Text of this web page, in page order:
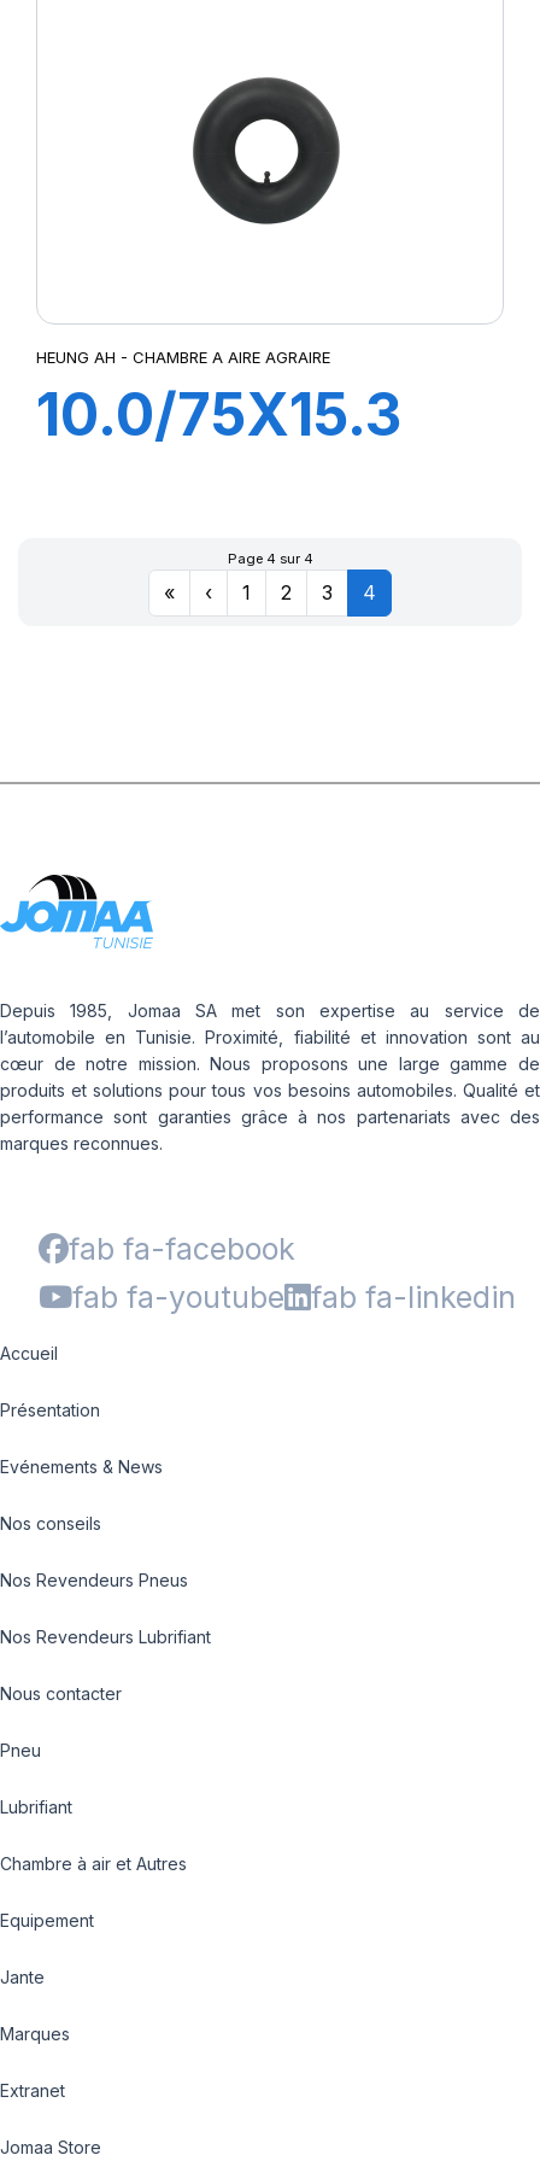
HEUNG AH - CHAMBRE A AIRE AGRAIRE
10.0/75X15.3
Page 4 sur 4
« ‹ 1 2 3 4
Depuis 1985, Jomaa SA met son expertise au service de
l’automobile en Tunisie. Proximité, fiabilité et innovation sont au
cœur de notre mission. Nous proposons une large gamme de
produits et solutions pour tous vos besoins automobiles. Qualité et
performance sont garanties grâce à nos partenariats avec des
marques reconnues.
fab fa-facebook
fab fa-youtube
fab fa-linkedin
Accueil
Présentation
Evénements & News
Nos conseils
Nos Revendeurs Pneus
Nos Revendeurs Lubrifiant
Nous contacter
Pneu
Lubrifiant
Chambre à air et Autres
Equipement
Jante
Marques
Extranet
Jomaa Store